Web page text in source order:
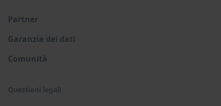
Partner
Garanzia dei dati
Comunità
Questioni legali